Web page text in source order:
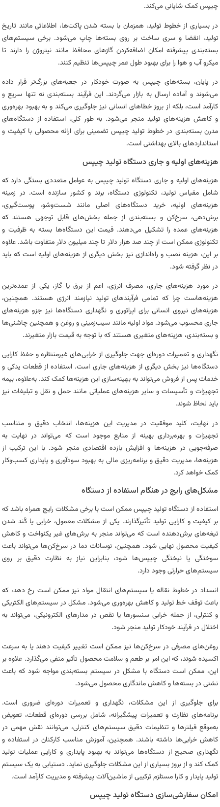
چیپس کمک شایانی می‌کند.
در بسیاری از خطوط تولید، همزمان با بسته شدن پاکت‌ها، اطلاعاتی مانند تاریخ
تولید، انقضا و سری ساخت بر روی بسته‌ها چاپ می‌شود. برخی سیستم‌های
بسته‌بندی پیشرفته امکان اضافه‌کردن گازهای محافظ مانند نیتروژن را دارند تا
میکرو آب و هوا را برای بهبود طول عمر چیپس‌ها تنظیم کنند.
در پایان، بسته‌های چیپس به صورت خودکار در جعبه‌های بزرگ‌تر قرار داده
می‌شوند و آماده ارسال به بازار می‌گردند. این فرآیند بسته‌بندی نه تنها سریع و
کارآمد است، بلکه از بروز خطاهای انسانی نیز جلوگیری می‌کند و به بهبود بهره‌وری
و کاهش هزینه‌های تولید منجر می‌شود. به طور کلی، استفاده از دستگاه‌های
مدرن بسته‌بندی در خطوط تولید چیپس تضمینی برای ارائه محصولی با کیفیت و
استانداردهای بالای بهداشتی است.
هزینه‌های اولیه و جاری دستگاه تولید چیپس
هزینه‌های اولیه و جاری دستگاه تولید چیپس به عوامل متعددی بستگی دارد که
شامل مقیاس تولید، تکنولوژی دستگاه، برند و کشور سازنده است. در زمینه
هزینه‌های اولیه، خرید دستگاه‌های اصلی مانند شست‌وشو، پوست‌گیری،
برش‌دهی، سرخ‌کن و بسته‌بندی از جمله بخش‌های قابل توجهی هستند که
هزینه‌های عمده را تشکیل می‌دهند. قیمت این دستگاه‌ها بسته به ظرفیت و
تکنولوژی ممکن است از چند صد هزار دلار تا چند میلیون دلار متفاوت باشد. علاوه
بر این، هزینه نصب و راه‌اندازی نیز بخش دیگری از هزینه‌های اولیه است که باید
در نظر گرفته شود.
در مورد هزینه‌های جاری، مصرف انرژی، اعم از برق یا گاز، یکی از عمده‌ترین
هزینه‌هاست چرا که تمامی فرآیندهای تولید نیازمند انرژی هستند. همچنین،
هزینه‌های نیروی انسانی برای اپراتوری و نگهداری دستگاه‌ها نیز جزو هزینه‌های
جاری محسوب می‌شود. مواد اولیه مانند سیب‌زمینی و روغن و همچنین چاشنی‌ها
و بسته‌بندی، هزینه‌های متغیری هستند که با توجه به قیمت بازار متغیرند.
نگهداری و تعمیرات دوره‌ای جهت جلوگیری از خرابی‌های غیرمنتظره و حفظ کارایی
دستگاه‌ها نیز بخش دیگری از هزینه‌های جاری است. استفاده از قطعات یدکی و
خدمات پس از فروش می‌تواند به بهینه‌سازی این هزینه‌ها کمک کند. به‌علاوه، بیمه
تجهیزات و تأسیسات و سایر هزینه‌های عملیاتی مانند حمل و نقل و تبلیغات نیز
باید لحاظ شوند.
در نهایت، کلید موفقیت در مدیریت این هزینه‌ها، انتخاب دقیق و متناسب
تجهیزات و بهره‌برداری بهینه از منابع موجود است که می‌تواند در نهایت به
صرفه‌جویی در هزینه‌ها و افزایش بازده اقتصادی منجر شود. با این ترکیب از
هزینه‌ها، مدیریت دقیق و برنامه‌ریزی مالی به بهبود سودآوری و پایداری کسب‌وکار
کمک خواهد کرد.
مشکل‌های رایج در هنگام استفاده از دستگاه
استفاده از دستگاه تولید چیپس ممکن است با برخی مشکلات رایج همراه باشد که
بر کیفیت و کارایی تولید تأثیرگذارند. یکی از مشکلات معمول، خرابی یا کُند شدن
تیغه‌های برش‌دهنده است که می‌تواند منجر به برش‌های غیر یکنواخت و کاهش
کیفیت محصول نهایی شود. همچنین، نوسانات دما در سرخ‌کن‌ها می‌تواند باعث
سوختگی یا نپختگی چیپس‌ها شود، بنابراین نیاز به نظارت دقیق بر روی
سیستم‌های حرارتی وجود دارد.
انسداد در خطوط نقاله یا سیستم‌های انتقال مواد نیز ممکن است رخ دهد، که
باعث توقف خط تولید و کاهش بهره‌وری می‌شود. مشکل در سیستم‌های الکتریکی
و کنترلی، از جمله خرابی سنسورها یا نقص در مدارهای الکترونیکی، می‌تواند به
اختلال در فرآیند خودکار تولید منجر شود.
روغن‌های مصرفی در سرخ‌کن‌ها نیز ممکن است تغییر کیفیت دهند یا به سرعت
اکسیده شوند، که این امر بر طعم و سلامت محصول تأثیر منفی می‌گذارد. علاوه بر
این، ممکن است دستگاه با مشکل در سیستم بسته‌بندی مواجه شود که باعث
نشتی در بسته‌ها و کاهش ماندگاری محصول می‌شود.
برای جلوگیری از این مشکلات، نگهداری و تعمیرات دوره‌ای ضروری است.
برنامه‌های نظارت و تعمیرات پیشگیرانه، شامل بررسی دوره‌ای قطعات، تعویض
به‌موقع فیلترها و تنظیمات دقیق سیستم‌های کنترلی، می‌توانند نقش مهمی در
کاهش خرابی‌ها داشته باشند. همچنین، آموزش مناسب کارکنان در استفاده و
نگهداری صحیح از دستگاه‌ها می‌تواند به بهبود پایداری و کارایی عملیات تولید
کمک کند و از بروز بسیاری از این مشکلات جلوگیری نماید. دستیابی به یک سیستم
تولید پایدار و کارا مستلزم ترکیبی از ماشین‌آلات پیشرفته و مدیریت کارآمد است.
امکان سفارشی‌سازی دستگاه تولید چیپس